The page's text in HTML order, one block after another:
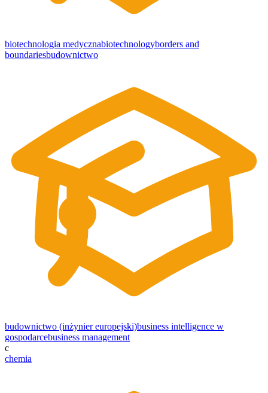
biotechnologia medycznabiotechnologyborders and
boundariesbudownictwo
budownictwo (inżynier europejski)business intelligence w
gospodarcebusiness management
c
chemia